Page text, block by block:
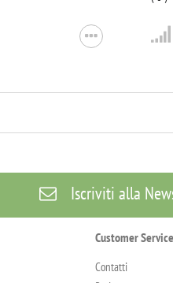
Iscriviti alla
Customer Service
Contatti